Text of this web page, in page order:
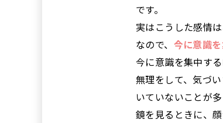
です。
実はこうした感情
なので、 今に意識
今に意識を集中す
無理をして、気づ
いていないことが
鏡を見るときに、